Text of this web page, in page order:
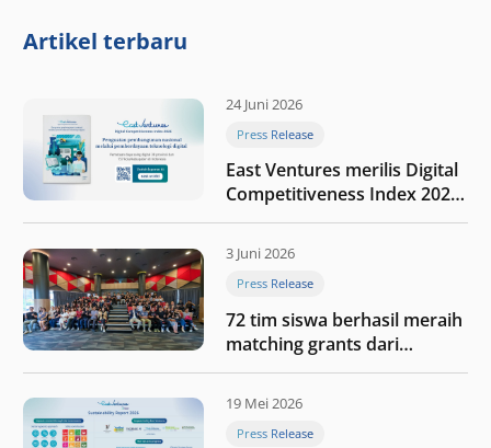
Artikel terbaru
24 Juni 2026
Press Release
East Ventures merilis Digital
Competitiveness Index 2026,
menyoroti fase transformasi
digital Indonesia selanjutnya
3 Juni 2026
Press Release
72 tim siswa berhasil meraih
matching grants dari
program My First $1000
19 Mei 2026
Press Release